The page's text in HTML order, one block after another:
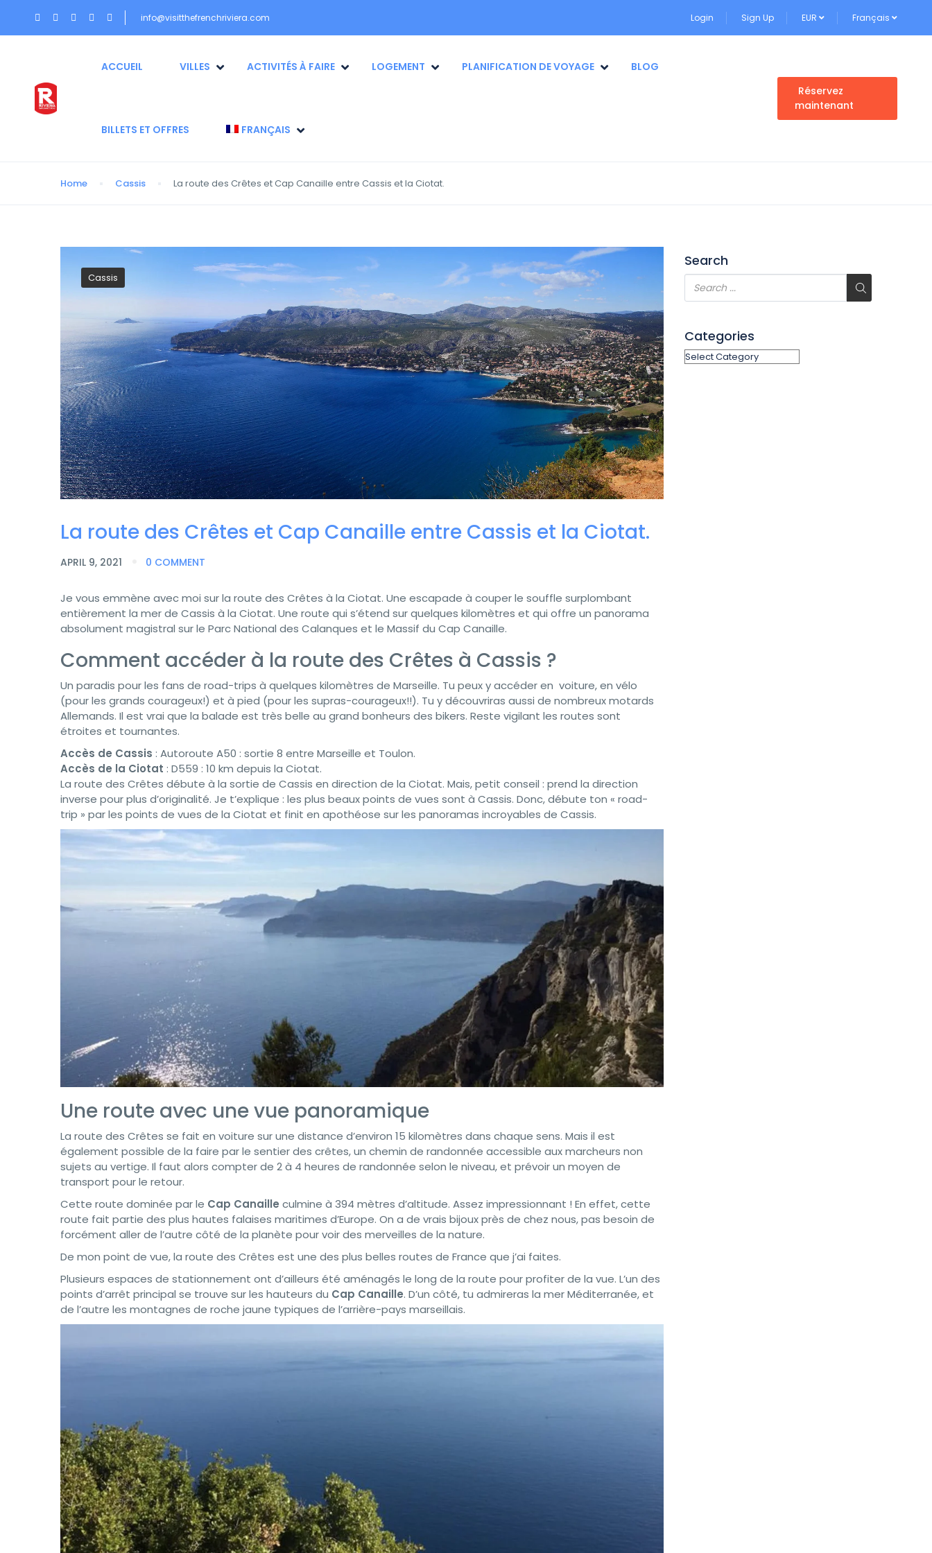
info@visitthefrenchriviera.com Login Sign Up EUR Français
ACCUEIL VILLES ACTIVITÉS À FAIRE LOGEMENT PLANIFICATION DE VOYAGE BLOG
BILLETS ET OFFRES FRANÇAIS
Réservez
maintenant
Home Cassis La route des Crêtes et Cap Canaille entre Cassis et la Ciotat.
Cassis
La route des Crêtes et Cap Canaille entre Cassis et la Ciotat.
APRIL 9, 2021 0 COMMENT
Je vous emmène avec moi sur la route des Crêtes à la Ciotat. Une escapade à couper le souffle surplombant
entièrement la mer de Cassis à la Ciotat. Une route qui s’étend sur quelques kilomètres et qui offre un panorama
absolument magistral sur le Parc National des Calanques et le Massif du Cap Canaille.
Comment accéder à la route des Crêtes à Cassis ?
Un paradis pour les fans de road-trips à quelques kilomètres de Marseille. Tu peux y accéder en voiture, en vélo
(pour les grands courageux!) et à pied (pour les supras-courageux!!). Tu y découvriras aussi de nombreux motards
Allemands. Il est vrai que la balade est très belle au grand bonheurs des bikers. Reste vigilant les routes sont
étroites et tournantes.
Accès de Cassis : Autoroute A50 : sortie 8 entre Marseille et Toulon.
Accès de la Ciotat : D559 : 10 km depuis la Ciotat.
La route des Crêtes débute à la sortie de Cassis en direction de la Ciotat. Mais, petit conseil : prend la direction
inverse pour plus d’originalité. Je t’explique : les plus beaux points de vues sont à Cassis. Donc, débute ton « road-
trip » par les points de vues de la Ciotat et finit en apothéose sur les panoramas incroyables de Cassis.
Une route avec une vue panoramique
La route des Crêtes se fait en voiture sur une distance d’environ 15 kilomètres dans chaque sens. Mais il est
également possible de la faire par le sentier des crêtes, un chemin de randonnée accessible aux marcheurs non
sujets au vertige. Il faut alors compter de 2 à 4 heures de randonnée selon le niveau, et prévoir un moyen de
transport pour le retour.
Cette route dominée par le Cap Canaille culmine à 394 mètres d’altitude. Assez impressionnant ! En effet, cette
route fait partie des plus hautes falaises maritimes d’Europe. On a de vrais bijoux près de chez nous, pas besoin de
forcément aller de l’autre côté de la planète pour voir des merveilles de la nature.
De mon point de vue, la route des Crêtes est une des plus belles routes de France que j’ai faites.
Plusieurs espaces de stationnement ont d’ailleurs été aménagés le long de la route pour profiter de la vue. L’un des
points d’arrêt principal se trouve sur les hauteurs du Cap Canaille. D’un côté, tu admireras la mer Méditerranée, et
de l’autre les montagnes de roche jaune typiques de l’arrière-pays marseillais.
Search
Categories